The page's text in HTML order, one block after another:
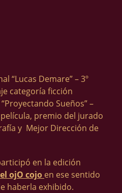
“Lucas Demare” – 3º
categoría ficción
Sueños” –
premio del jurado
y Mejor Dirección de
en la edición
ojO cojo en ese sentido
haberla exhibido.